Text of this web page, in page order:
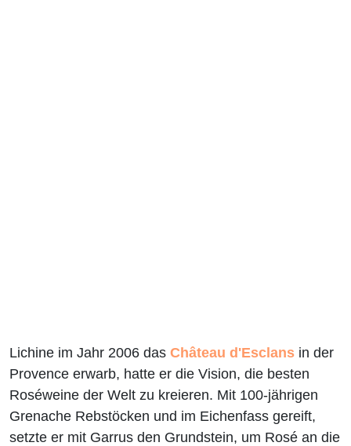
Lichine im Jahr 2006 das Château d'Esclans in der
Provence erwarb, hatte er die Vision, die besten
Roséweine der Welt zu kreieren. Mit 100-jährigen
Grenache Rebstöcken und im Eichenfass gereift,
setzte er mit Garrus den Grundstein, um Rosé an die